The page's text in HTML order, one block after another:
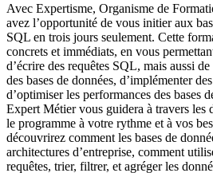
Avec Expertisme, Organisme de
avez l’opportunité de vous initier aux
SQL en trois jours seulement. Cette
concrets et immédiats, en vous
d’écrire des requêtes SQL, mais aussi
des bases de données, d’implémenter
d’optimiser les performances des bases
Expert Métier vous guidera à travers les
le programme à votre rythme et à vos
découvrirez comment les bases de
architectures d’entreprise, comment
requêtes, trier, filtrer, et agréger les